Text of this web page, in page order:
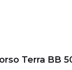
Terra BB